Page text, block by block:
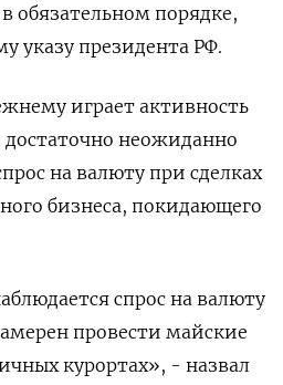
обязательном порядке,
указу президента РФ.
играет активность
неожиданно
на валюту при сделках
бизнеса, покидающего
спрос на валюту
провести майские
курортах», - назвал